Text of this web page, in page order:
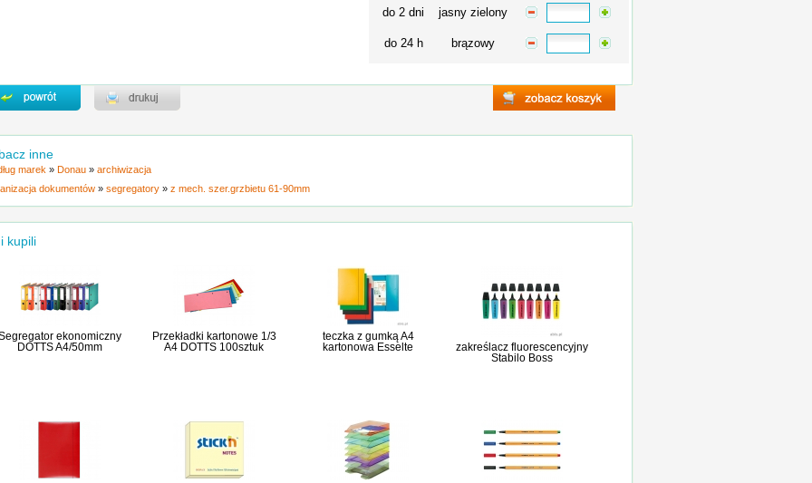
do 2 dni jasny zielony
do 24 h brązowy
inne
marek » Donau » archiwizacja
dokumentów » segregatory » z mech. szer.grzbietu 61-90mm
kupili
ekonomiczny
DOTTS A4/50mm
Przekładki kartonowe 1/3
A4 DOTTS 100sztuk
teczka z gumką A4
kartonowa Esselte
zakreślacz fluorescencyjny
Stabilo Boss